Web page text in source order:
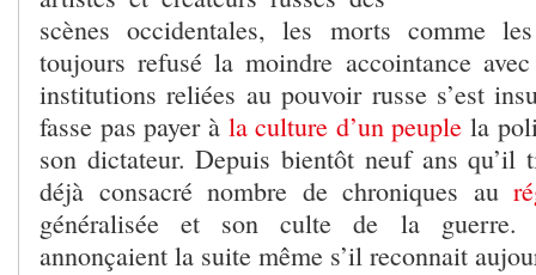
scènes occidentales, les morts comme
toujours refusé la moindre accointance
institutions reliées au pouvoir russe s’est
fasse pas payer à la culture d’un peuple la
son dictateur. Depuis bientôt neuf ans
déjà consacré nombre de chroniques au
généralisée et son culte de la guerre.
annonçaient la suite même s’il reconnait